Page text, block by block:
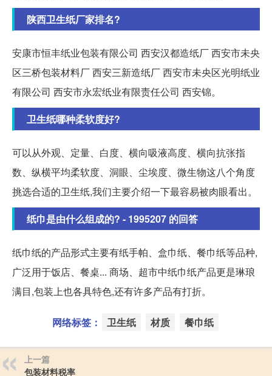
陕西卫生纸厂家排名?
安康市恒丰纸业包装有限公司 西安汉都造纸厂 西安市未央
区三桥包装材料厂 西安三新造纸厂 西安市未央区光明纸业
有限公司 西安市永宏纸业有限责任公司 西安锦。
卫生纸哪种柔软度好?
可以从外观、定量、白度、横向吸液高度、横向抗张指
数、纵横平均柔软度、洞眼、尘埃度、微生物这八个角度
挑选合适的卫生纸,我们主要介绍一下最容易被肉眼看出。
纸巾是由什么组成的? - 1995207 的回答
纸巾纸的产品形式主要有纸手帕、盒巾纸、餐巾纸等品种,
广泛用于饭店、餐桌... 商场、超市中纸巾纸产品更是琳琅
满目,包装上也各具特色,还有许多产品有打折。
网络标签： 卫生纸 材质 餐巾纸
上一篇
包装材料税率